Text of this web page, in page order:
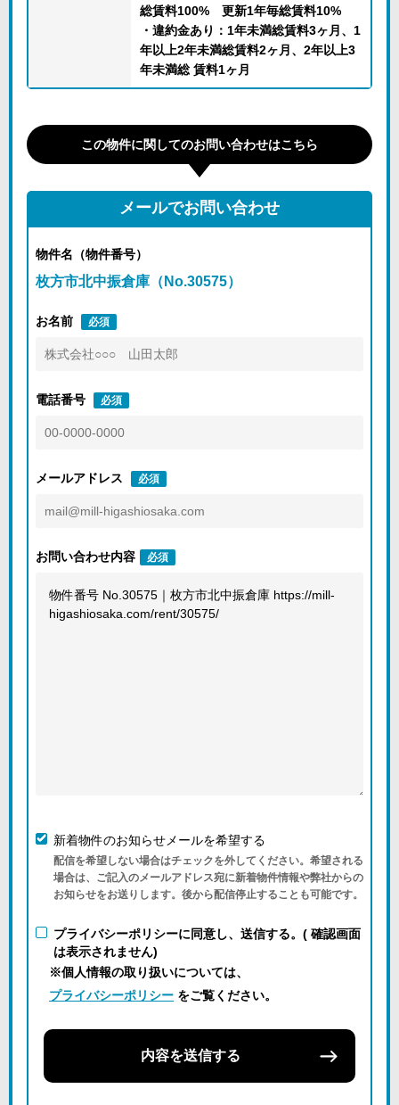
総賃料100% 更新1年毎総賃料10%
・違約金あり：1年未満総賃料3ヶ月、1
年以上2年未満総賃料2ヶ月、2年以上3
年未満総 賃料1ヶ月
この物件に関してのお問い合わせはこちら
メールでお問い合わせ
物件名（物件番号）
枚方市北中振倉庫（No.30575）
お名前 必須
電話番号 必須
メールアドレス 必須
お問い合わせ内容 必須
新着物件のお知らせメールを希望する
配信を希望しない場合はチェックを外してください。希望される
場合は、ご記入のメールアドレス宛に新着物件情報や弊社からの
お知らせをお送りします。後から配信停止することも可能です。
プライバシーポリシーに同意し、送信する。( 確認画面
は表示されません)
※個人情報の取り扱いについては、
プライバシーポリシー をご覧ください。
内容を送信する